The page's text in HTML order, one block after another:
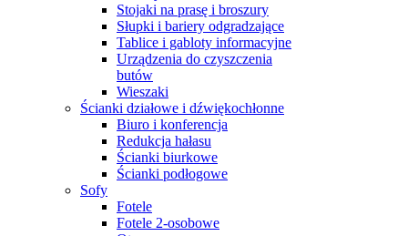
Stojaki na prasę i broszury
Słupki i bariery odgradzające
Tablice i gabloty informacyjne
Urządzenia do czyszczenia
butów
Wieszaki
Ścianki działowe i dźwiękochłonne
Biuro i konferencja
Redukcja hałasu
Ścianki biurkowe
Ścianki podłogowe
Sofy
Fotele
Fotele 2-osobowe